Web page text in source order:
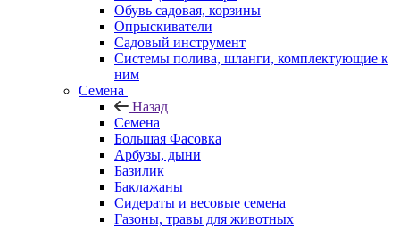
Обувь садовая, корзины
Опрыскиватели
Садовый инструмент
Системы полива, шланги, комплектующие к
ним
Семена
Назад
Семена
Большая Фасовка
Арбузы, дыни
Базилик
Баклажаны
Сидераты и весовые семена
Газоны, травы для животных